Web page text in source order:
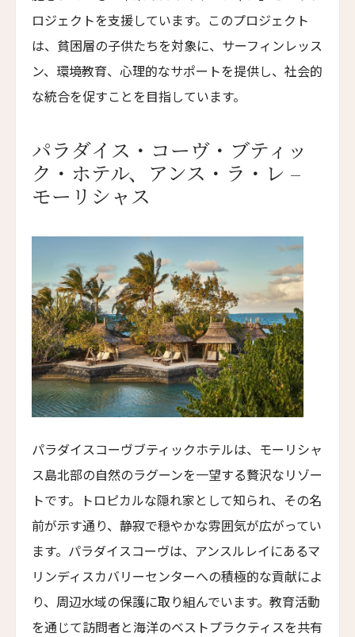
ナミア・リバー・リトリート
Namia River Retreat
マラスカ・サムイ
Marasca Samui
スリャガー・ジャイサルメール
ナレンドラ・バワン・ビカネール
Narendra Bhawan Bikaner
ブリジュ・ラクシュマン・サガル
ライワサ・プライベート・リゾート
Raiwasa Private Resort
ナヌク・リゾート
Nanuku Resort
ブータン・スピリット・サンクチュアリ
Bhutan Spirit Sanctuary
マナミ・リゾート
Manami Resort
ガンテロッジ
Gangtey Lodge
ザ・フォートレス・リゾート＆スパ
The Fortress Resort & Spa
タブラ・ラサ・リゾート＆スパ
Tabula Rasa Resort & Spa
エンジェルビーチ・リゾート
Angel Beach Resort
ロジェクトを支援しています。このプロジェクト
は、貧困層の子供たちを対象に、サーフィンレッス
ン、環境教育、心理的なサポートを提供し、社会的
な統合を促すことを目指しています。
パラダイス・コーヴ・ブティッ
ク・ホテル、アンス・ラ・レ –
モーリシャス
パラダイスコーヴブティックホテルは、モーリシャ
ス島北部の自然のラグーンを一望する贅沢なリゾー
トです。トロピカルな隠れ家として知られ、その名
前が示す通り、静寂で穏やかな雰囲気が広がってい
ます。パラダイスコーヴは、アンスルレイにあるマ
リンディスカバリーセンターへの積極的な貢献によ
り、周辺水域の保護に取り組んでいます。教育活動
を通じて訪問者と海洋のベストプラクティスを共有